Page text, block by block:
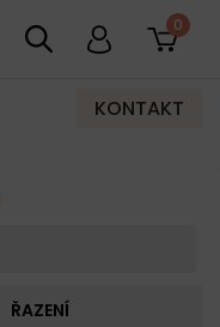
0
KONTAKT
ŘAZENÍ